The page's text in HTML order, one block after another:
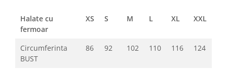
Halate cu
fermoar
XS S M L XL XXL
Circumferinta
BUST
86 92 102 110 116 124